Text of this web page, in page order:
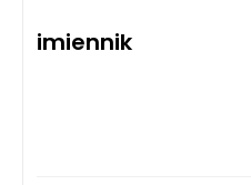
imiennik